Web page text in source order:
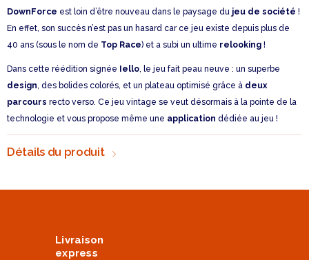
DownForce est loin d’être nouveau dans le paysage du jeu de société !
En effet, son succès n’est pas un hasard car ce jeu existe depuis plus de
40 ans (sous le nom de Top Race) et a subi un ultime relooking !
Dans cette réédition signée Iello, le jeu fait peau neuve : un superbe
design, des bolides colorés, et un plateau optimisé grâce à deux
parcours recto verso. Ce jeu vintage se veut désormais à la pointe de la
technologie et vous propose même une application dédiée au jeu !
Détails du produit
Livraison
express